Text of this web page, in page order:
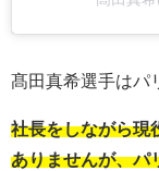
髙田真希選手はパ
社長をしながら現
ありませんが、パ